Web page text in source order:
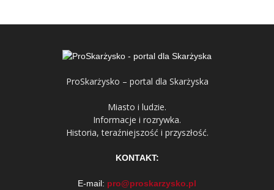
ProSkarżysko – portal dla Skarżyska
Miasto i ludzie.
Informacje i rozrywka.
Historia, teraźniejszość i przyszłość.
KONTAKT:
E-mail: pro@proskarzysko.pl